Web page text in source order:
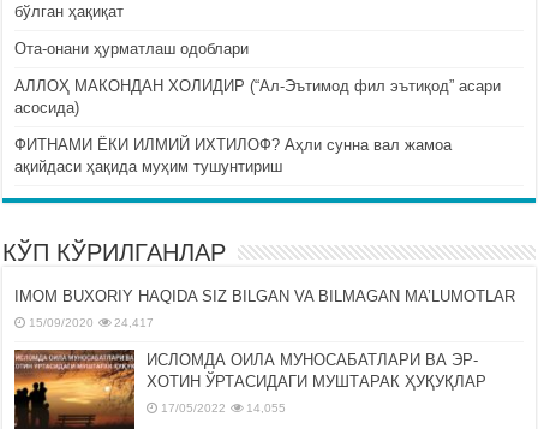
бўлган ҳақиқат
Ота-онани ҳурматлаш одоблари
АЛЛОҲ МАКОНДАН ХОЛИДИР (“Ал-Эътимод фил эътиқод” асари
асосида)
ФИТНАМИ ЁКИ ИЛМИЙ ИХТИЛОФ? Аҳли сунна вал жамоа
ақийдаси ҳақида муҳим тушунтириш
КЎП КЎРИЛГАНЛАР
IMOM BUXORIY HAQIDA SIZ BILGAN VA BILMAGAN MA’LUMOTLAR
15/09/2020 24,417
ИСЛОМДА ОИЛА МУНОСАБАТЛАРИ ВА ЭР-
ХОТИН ЎРТАСИДАГИ МУШТАРАК ҲУҚУҚЛАР
17/05/2022 14,055